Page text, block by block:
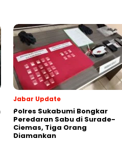
Jabar Update
Polres Sukabumi Bongkar
Peredaran Sabu di Surade-
Ciemas, Tiga Orang
Diamankan